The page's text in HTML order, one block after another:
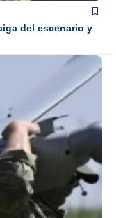
del escenario y